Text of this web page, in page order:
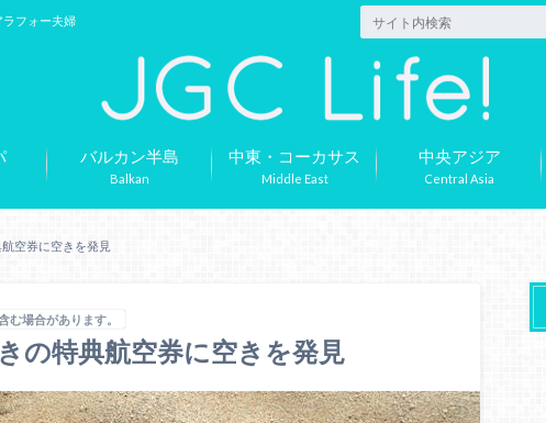
フォー夫婦
Balkan
バルカン半島
Middle East
中東・コーカサス
Central Asia
中央アジア
空券に空きを発見
む場合があります。
の特典航空券に空きを発見